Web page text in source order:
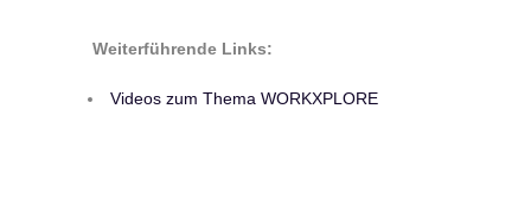
Weiterführende Links:
Videos zum Thema WORKXPLORE